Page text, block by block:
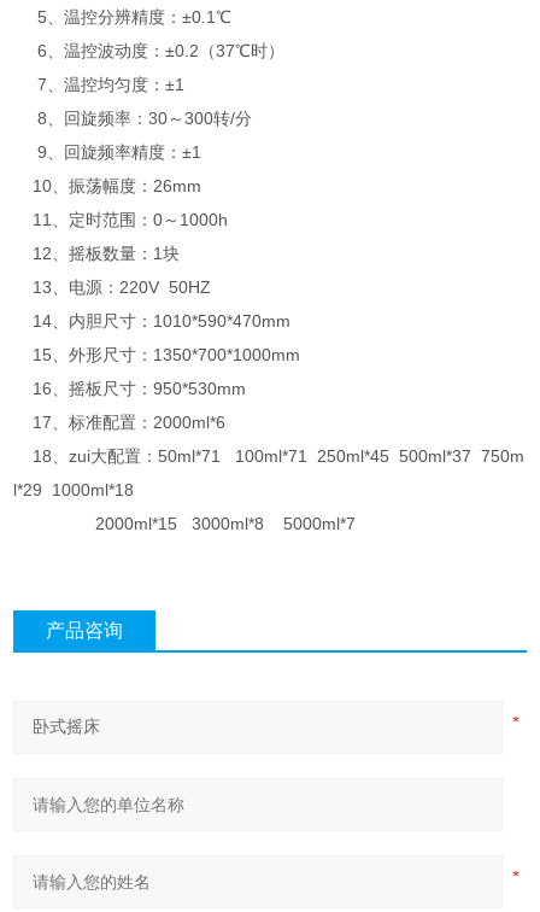
5、温控分辨精度：±0.1℃
6、温控波动度：±0.2（37℃时）
7、温控均匀度：±1
8、回旋频率：30～300转/分
9、回旋频率精度：±1
10、振荡幅度：26mm
11、定时范围：0～1000h
12、摇板数量：1块
13、电源：220V 50HZ
14、内胆尺寸：1010*590*470mm
15、外形尺寸：1350*700*1000mm
16、摇板尺寸：950*530mm
17、标准配置：2000ml*6
18、zui大配置：50ml*71 100ml*71 250ml*45 500ml*37 750m
l*29 1000ml*18
2000ml*15 3000ml*8 5000ml*7
产品咨询